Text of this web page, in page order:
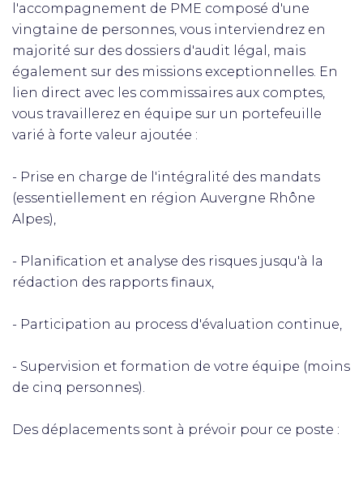
l'accompagnement de PME composé d'une
vingtaine de personnes, vous interviendrez en
majorité sur des dossiers d'audit légal, mais
également sur des missions exceptionnelles. En
lien direct avec les commissaires aux comptes,
vous travaillerez en équipe sur un portefeuille
varié à forte valeur ajoutée :
- Prise en charge de l'intégralité des mandats
(essentiellement en région Auvergne Rhône
Alpes),
- Planification et analyse des risques jusqu'à la
rédaction des rapports finaux,
- Participation au process d'évaluation continue,
- Supervision et formation de votre équipe (moins
de cinq personnes).
Des déplacements sont à prévoir pour ce poste :